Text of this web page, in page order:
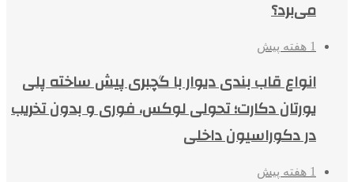
می‌برد؟
1 هفته پیش
انواع قاب بندی دیوار با گچبری پیش ساخته پلی
یورتان دکارت؛ تحولی لوکس، فوری و بدون تخریب
در دکوراسیون داخلی
1 هفته پیش